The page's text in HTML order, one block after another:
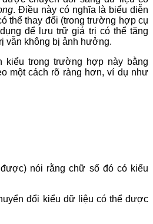
. Điều này có nghĩa là biểu diễn
thể thay đổi (trong trường hợp cụ
để lưu trữ giá trị có thể tăng
vẫn không bị ảnh hưởng.
kiểu trong trường hợp này bằng
một cách rõ ràng hơn, ví dụ như
được) nói rằng chữ số đó có kiểu
đổi kiểu dữ liệu có thể được